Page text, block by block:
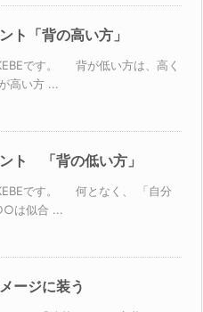
ト「背の高い方」
です。 背が低い方は、高く
高い方 ...
ト 「背の低い方」
です。 何となく、 「自分
は似合 ...
ージに装う